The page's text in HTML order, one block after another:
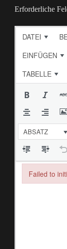
Erforderliche
DATEI
EINFÜGEN
TABELLE
ABSATZ
Failed to
Failed to